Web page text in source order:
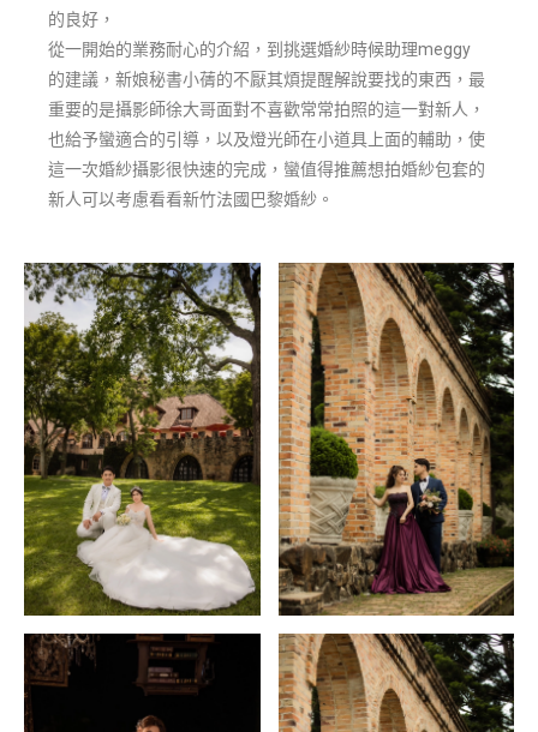
的良好，
從一開始的業務耐心的介紹，到挑選婚紗時候助理meggy
的建議，新娘秘書小蒨的不厭其煩提醒解說要找的東西，最
重要的是攝影師徐大哥面對不喜歡常常拍照的這一對新人，
也給予蠻適合的引導，以及燈光師在小道具上面的輔助，使
這一次婚紗攝影很快速的完成，蠻值得推薦想拍婚紗包套的
新人可以考慮看看新竹法國巴黎婚紗。